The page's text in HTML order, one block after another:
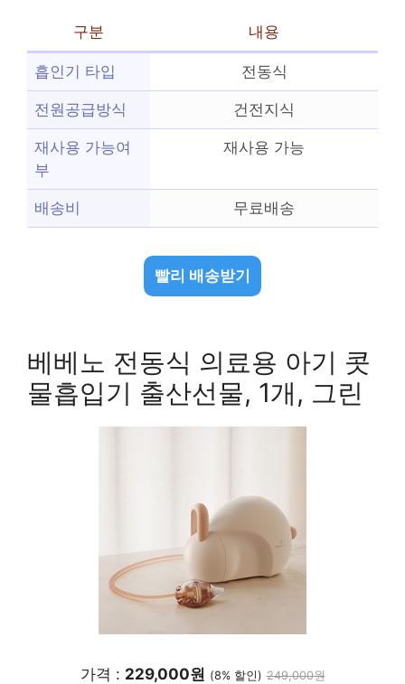
구분 내용
흡인기 타입 전동식
전원공급방식 건전지식
재사용 가능여
부
재사용 가능
배송비 무료배송
빨리 배송받기
베베노 전동식 의료용 아기 콧
물흡입기 출산선물, 1개, 그린
가격 : 229,000원 (8% 할인) 249,000원